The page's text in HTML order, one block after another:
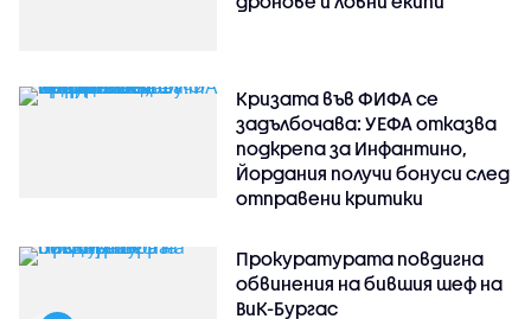
Кризата във ФИФА се
задълбочава: УЕФА отказва
подкрепа за Инфантино,
Йордания получи бонуси след
отправени критики
Прокуратурата повдигна
обвинения на бившия шеф на
ВиК-Бургас